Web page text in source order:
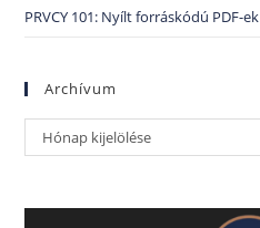
PRVCY 101: Nyílt forráskódú PDF-ek
Archívum
Hónap kijelölése